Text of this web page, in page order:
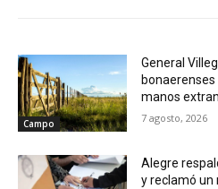
Campo
General
manos
7 agosto, 2026
Alegre
y reclamó un